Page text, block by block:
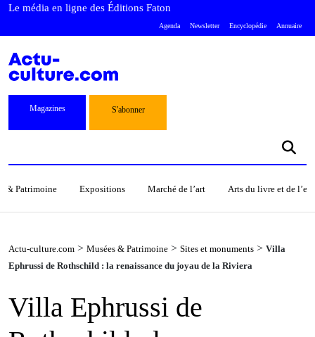
Le média en ligne des Éditions Faton
Agenda Newsletter Encyclopédie Annuaire
Magazines S'abonner
& Patrimoine Expositions Marché de l’art Arts du livre et de
Actu-culture.com > Musées & Patrimoine > Sites et monuments > Villa
Ephrussi de Rothschild : la renaissance du joyau de la Riviera
Villa Ephrussi de